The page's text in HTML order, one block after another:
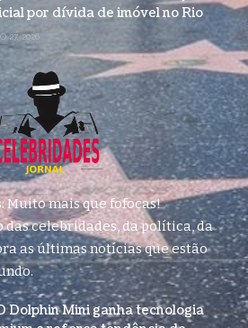
por dívida de imóvel no Rio
27, 2026
Muito mais que fofocas!
celebridades, da política, da
as últimas notícias que estão
Dolphin Mini ganha tecnologia